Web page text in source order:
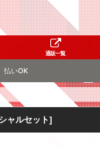
通販一覧
払いOK
ャルセット]